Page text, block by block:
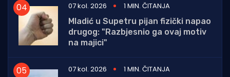
07 kol. 2026
1 MIN. ČITANJA
Mladić u Supetru pijan fizički napao
drugog: "Razbjesnio ga ovaj motiv
na majici"
07 kol. 2026
1 MIN. ČITANJA